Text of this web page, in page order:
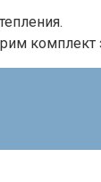
комплект